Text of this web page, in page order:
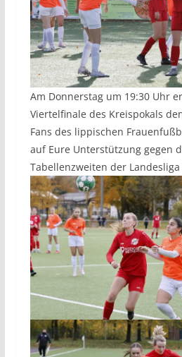
Am Donnerstag um 19:30 Uhr
Viertelfinale des Kreispokals
Fans des lippischen
auf Eure Unterstützung gegen
Tabellenzweiten der Landesliga